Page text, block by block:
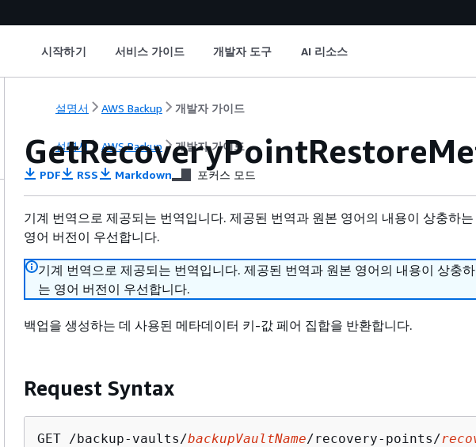
시작하기 서비스 가이드 개발자 도구 AI 리소스
설명서 AWS Backup 개발자 가이드
설명서 AWS Backup 개발자 가이드
PDF RSS Markdown 포커스 모드
기계 번역으로 제공되는 번역입니다. 제공된 번역과 원본 영어의 내용이 상충하
영어 버전이 우선합니다.
기계 번역으로 제공되는 번역입니다. 제공된 번역과 원본 영어의 내용이 상충
는 영어 버전이 우선합니다.
백업을 생성하는 데 사용된 메타데이터 키-값 페어 집합을 반환합니다.
Request Syntax
GET /backup-vaults/backupVaultName/recovery-points/